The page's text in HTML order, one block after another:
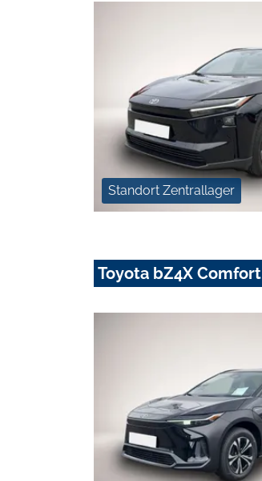
Standort Zentrallager
Toyota bZ4X Comfort